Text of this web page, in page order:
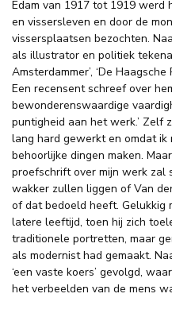
Edam van 1917 tot 1919 werd
en vissersleven en door de
vissersplaatsen bezochten.
als illustrator en politiek
Amsterdammer’, ‘De Haagsche
Een recensent schreef over
bewonderenswaardige
puntigheid aan het werk.’ Zelf
lang hard gewerkt en omdat ik
behoorlijke dingen maken.
proefschrift over mijn werk zal
wakker zullen liggen of Van
of dat bedoeld heeft. Gelukkig
latere leeftijd, toen hij zich
traditionele portretten, maar
als modernist had gemaakt.
‘een vaste koers’ gevolgd,
het verbeelden van de mens